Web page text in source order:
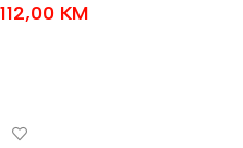
112,00 KM